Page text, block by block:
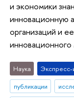
и экономики
инновационную
организаций и
Наука
публикации